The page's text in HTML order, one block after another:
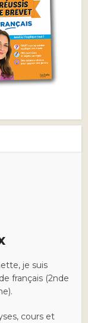
je suis
français (2nde
cours et